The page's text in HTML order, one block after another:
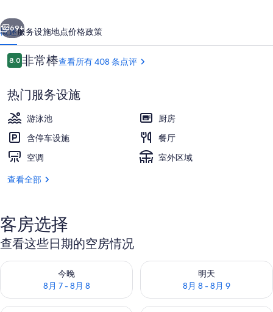
酒
店
的
照
片
库
鸟瞰图
个 下一个
69+
概述服务设施地点价格政策
点
评
8.08.0/10
非常棒查看所有 408 条点评
热门服务设施
游泳池
厨房
含停车设施
餐厅
空调
室外区域
查看全部
客房选择
查看这些日期的空房情况
今晚
8月 7 - 8月 8
查看今晚的空房情况：8月 7 - 8月 8
明天
8月 8 - 8月 9
查看明天的空房情况：8月 8 -